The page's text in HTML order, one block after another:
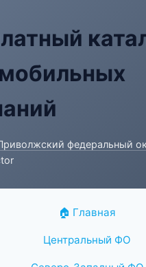
федеральный
🏠 Главная
Центральный ФО